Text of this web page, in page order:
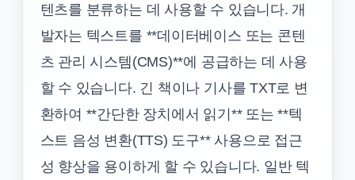
텐츠를 분류하는 데 사용할 수 있습니다. 개
발자는 텍스트를 **데이터베이스 또는 콘텐
츠 관리 시스템(CMS)**에 공급하는 데 사용
할 수 있습니다. 긴 책이나 기사를 TXT로 변
환하여 **간단한 장치에서 읽기** 또는 **텍
스트 음성 변환(TTS) 도구** 사용으로 접근
성 향상을 용이하게 할 수 있습니다. 일반 텍